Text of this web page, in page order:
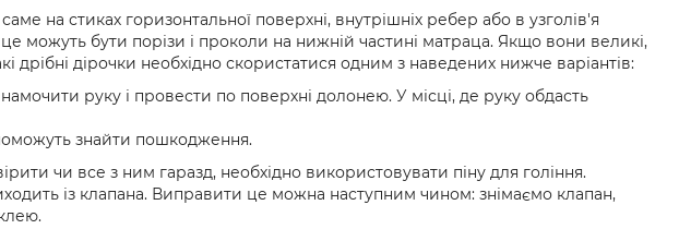
на стиках горизонтальної поверхні, внутрішніх ребер або в узголів'я
бути порізи і проколи на нижній частині матраца. Якщо вони великі,
дірочки необхідно скористатися одним з наведених нижче варіантів:
руку і провести по поверхні долонею. У місці, де руку обдасть
знайти пошкодження.
чи все з ним гаразд, необхідно використовувати піну для гоління.
із клапана. Виправити це можна наступним чином: знімаємо клапан,